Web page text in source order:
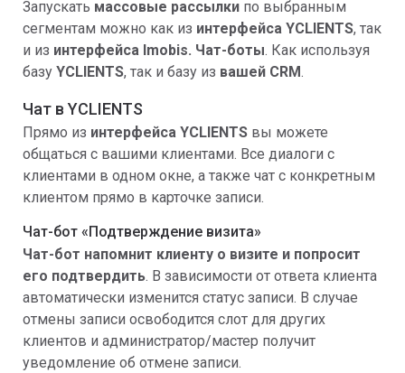
Запускать массовые рассылки по выбранным
сегментам можно как из интерфейса YCLIENTS, так
и из интерфейса Imobis. Чат-боты. Как используя
базу YCLIENTS, так и базу из вашей CRM.
Чат в YCLIENTS
Прямо из интерфейса YCLIENTS вы можете
общаться с вашими клиентами. Все диалоги с
клиентами в одном окне, а также чат с конкретным
клиентом прямо в карточке записи.
Чат-бот «Подтверждение визита»
Чат-бот напомнит клиенту о визите и попросит
его подтвердить. В зависимости от ответа клиента
автоматически изменится статус записи. В случае
отмены записи освободится слот для других
клиентов и администратор/мастер получит
уведомление об отмене записи.